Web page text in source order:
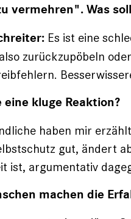
vermehren". Was
Es ist eine
zurückzupöbeln
eine kluge Reaktion?
haben mir
gut, ändert
ist, argumentativ
machen die